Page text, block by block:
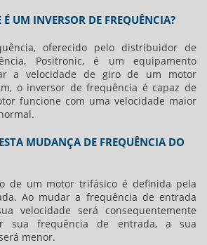
UM INVERSOR DE FREQUÊNCIA?
oferecido pelo distribuidor de
, Positronic, é um equipamento
a velocidade de giro de um motor
o inversor de frequência é capaz de
funcione com uma velocidade maior
MUDANÇA DE FREQUÊNCIA DO
de um motor trifásico é definida pela
Ao mudar a frequência de entrada
velocidade será consequentemente
sua frequência de entrada, a sua
menor.